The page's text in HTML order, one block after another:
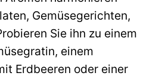
Gemüsegerichten,
Sie ihn zu einem
einem
Erdbeeren oder einer